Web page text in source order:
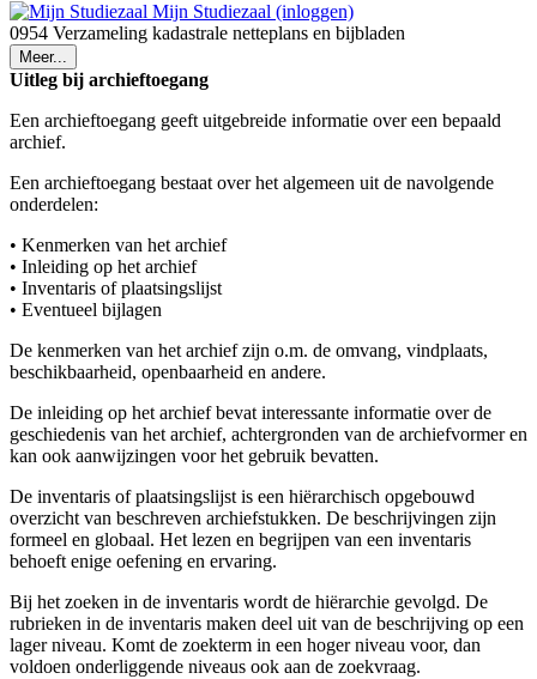
Mijn Studiezaal (inloggen)
0954 Verzameling kadastrale netteplans en bijbladen
Meer...
Uitleg bij archieftoegang
Een archieftoegang geeft uitgebreide informatie over een bepaald
archief.
Een archieftoegang bestaat over het algemeen uit de navolgende
onderdelen:
• Kenmerken van het archief
• Inleiding op het archief
• Inventaris of plaatsingslijst
• Eventueel bijlagen
De kenmerken van het archief zijn o.m. de omvang, vindplaats,
beschikbaarheid, openbaarheid en andere.
De inleiding op het archief bevat interessante informatie over de
geschiedenis van het archief, achtergronden van de archiefvormer en
kan ook aanwijzingen voor het gebruik bevatten.
De inventaris of plaatsingslijst is een hiërarchisch opgebouwd
overzicht van beschreven archiefstukken. De beschrijvingen zijn
formeel en globaal. Het lezen en begrijpen van een inventaris
behoeft enige oefening en ervaring.
Bij het zoeken in de inventaris wordt de hiërarchie gevolgd. De
rubrieken in de inventaris maken deel uit van de beschrijving op een
lager niveau. Komt de zoekterm in een hoger niveau voor, dan
voldoen onderliggende niveaus ook aan de zoekvraag.